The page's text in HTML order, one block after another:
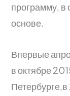
программу, в
основе.
Впервые
в октябре